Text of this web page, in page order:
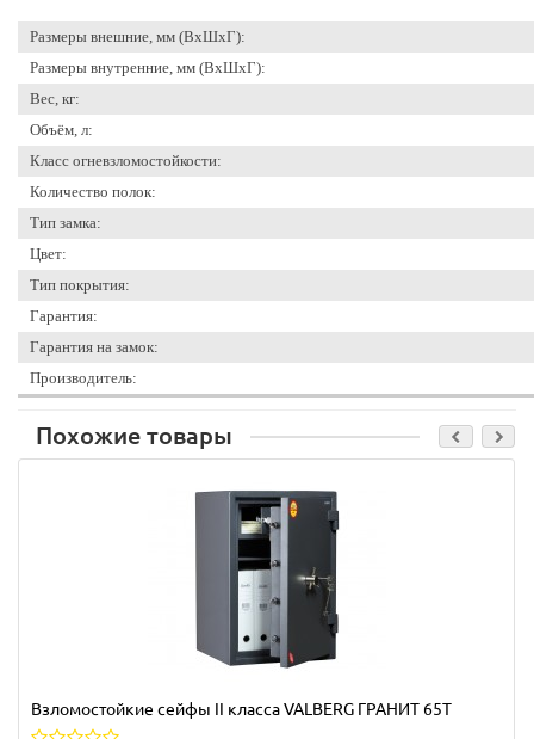
Размеры внешние, мм (ВхШхГ):
Размеры внутренние, мм (ВхШхГ):
Вес, кг:
Объём, л:
Класс огневзломостойкости:
Количество полок:
Тип замка:
Цвет:
Тип покрытия:
Гарантия:
Гарантия на замок:
Производитель:
Похожие товары
Взломостойкие сейфы II класса VALBERG ГРАНИТ 65Т